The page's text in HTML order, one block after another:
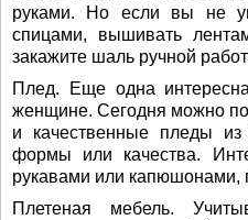
руками. Но если вы не
спицами, вышивать
закажите шаль ручной
Плед. Еще одна
женщине. Сегодня можно
и качественные пледы
формы или качества.
рукавами или капюшонами,
Плетеная мебель.